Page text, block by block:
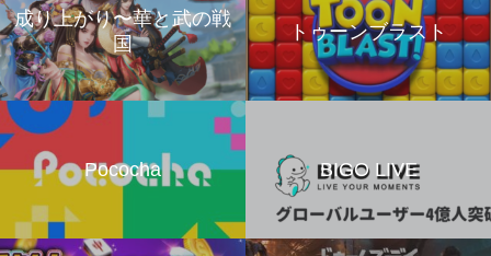
成り上がり〜華と武の戦
国
トゥーンブラスト
Pococha BIGO LIVE